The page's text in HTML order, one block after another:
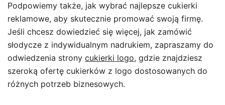
Podpowiemy także, jak wybrać najlepsze cukierki
reklamowe, aby skutecznie promować swoją firmę.
Jeśli chcesz dowiedzieć się więcej, jak zamówić
słodycze z indywidualnym nadrukiem, zapraszamy do
odwiedzenia strony cukierki logo, gdzie znajdziesz
szeroką ofertę cukierków z logo dostosowanych do
różnych potrzeb biznesowych.